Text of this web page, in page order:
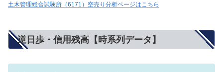
土木管理総合試験所（6171）空売り分析ページはこちら
逆日歩・信用残高【時系列データ】